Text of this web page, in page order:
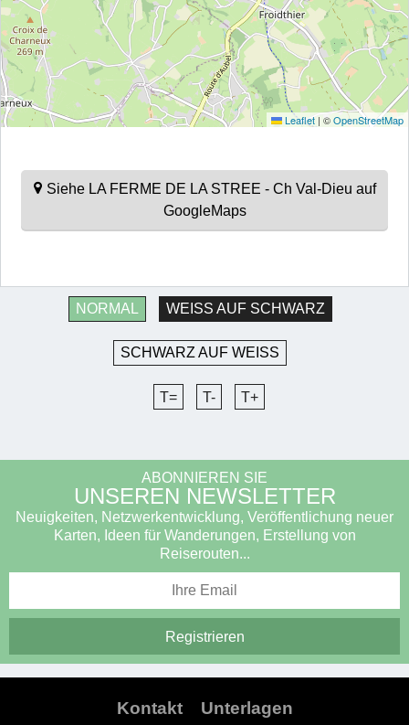
Leaflet | ©OpenStreetMap
Siehe LA FERME DE LA STREE - Ch Val-Dieu auf
GoogleMaps
NORMAL WEISS AUF SCHWARZ
SCHWARZ AUF WEISS
T= T- T+
ABONNIEREN SIE
UNSEREN NEWSLETTER
Neuigkeiten, Netzwerkentwicklung, Veröffentlichung neuer
Karten, Ideen für Wanderungen, Erstellung von
Reiserouten...
Kontakt Unterlagen